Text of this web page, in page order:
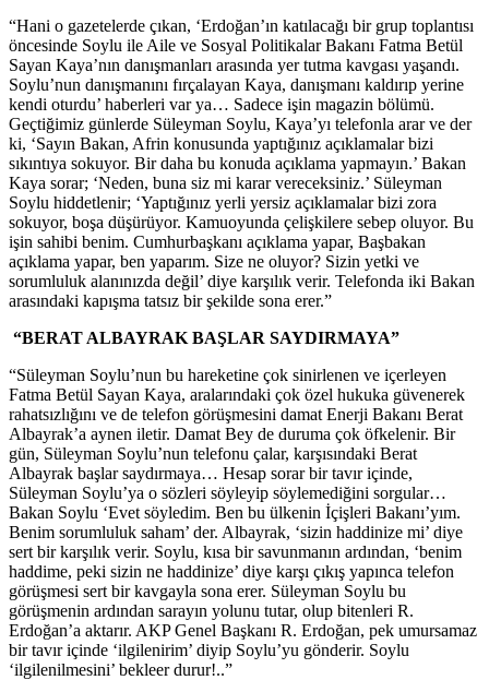
“Hani o gazetelerde çıkan, ‘Erdoğan’ın katılacağı bir grup toplantısı
öncesinde Soylu ile Aile ve Sosyal Politikalar Bakanı Fatma Betül
Sayan Kaya’nın danışmanları arasında yer tutma kavgası yaşandı.
Soylu’nun danışmanını fırçalayan Kaya, danışmanı kaldırıp yerine
kendi oturdu’ haberleri var ya… Sadece işin magazin bölümü.
Geçtiğimiz günlerde Süleyman Soylu, Kaya’yı telefonla arar ve der
ki, ‘Sayın Bakan, Afrin konusunda yaptığınız açıklamalar bizi
sıkıntıya sokuyor. Bir daha bu konuda açıklama yapmayın.’ Bakan
Kaya sorar; ‘Neden, buna siz mi karar vereceksiniz.’ Süleyman
Soylu hiddetlenir; ‘Yaptığınız yerli yersiz açıklamalar bizi zora
sokuyor, boşa düşürüyor. Kamuoyunda çelişkilere sebep oluyor. Bu
işin sahibi benim. Cumhurbaşkanı açıklama yapar, Başbakan
açıklama yapar, ben yaparım. Size ne oluyor? Sizin yetki ve
sorumluluk alanınızda değil’ diye karşılık verir. Telefonda iki Bakan
arasındaki kapışma tatsız bir şekilde sona erer.”
“BERAT ALBAYRAK BAŞLAR SAYDIRMAYA”
“Süleyman Soylu’nun bu hareketine çok sinirlenen ve içerleyen
Fatma Betül Sayan Kaya, aralarındaki çok özel hukuka güvenerek
rahatsızlığını ve de telefon görüşmesini damat Enerji Bakanı Berat
Albayrak’a aynen iletir. Damat Bey de duruma çok öfkelenir. Bir
gün, Süleyman Soylu’nun telefonu çalar, karşısındaki Berat
Albayrak başlar saydırmaya… Hesap sorar bir tavır içinde,
Süleyman Soylu’ya o sözleri söyleyip söylemediğini sorgular…
Bakan Soylu ‘Evet söyledim. Ben bu ülkenin İçişleri Bakanı’yım.
Benim sorumluluk saham’ der. Albayrak, ‘sizin haddinize mi’ diye
sert bir karşılık verir. Soylu, kısa bir savunmanın ardından, ‘benim
haddime, peki sizin ne haddinize’ diye karşı çıkış yapınca telefon
görüşmesi sert bir kavgayla sona erer. Süleyman Soylu bu
görüşmenin ardından sarayın yolunu tutar, olup bitenleri R.
Erdoğan’a aktarır. AKP Genel Başkanı R. Erdoğan, pek umursamaz
bir tavır içinde ‘ilgilenirim’ diyip Soylu’yu gönderir. Soylu
‘ilgilenilmesini’ bekleer durur!..”